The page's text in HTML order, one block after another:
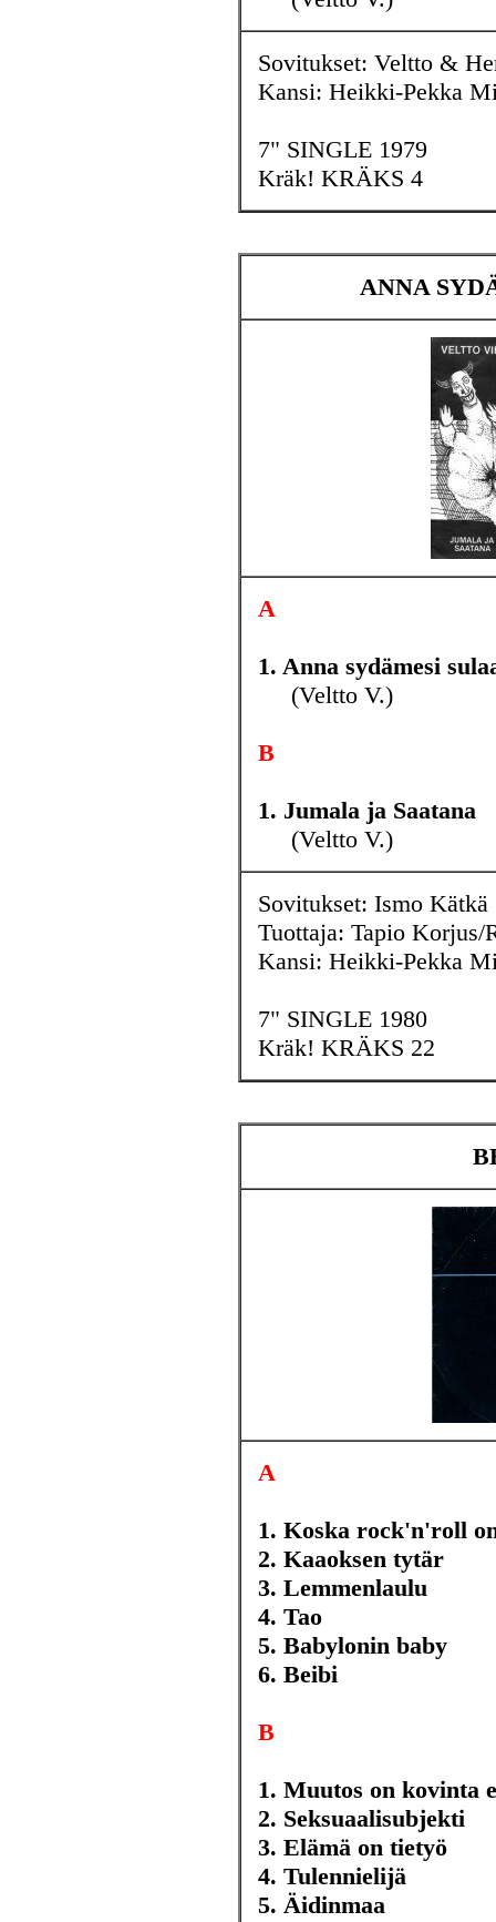
Sovitukset: Veltto &
Kansi: Heikki-Pekka
7" SINGLE 1979
Kräk! KRÄKS 4
ANNA
A
1. Anna sydämesi
(Veltto V.)
B
1. Jumala ja Saatana
(Veltto V.)
Sovitukset: Ismo Kätkä
Tuottaja: Tapio Korjus/
Kansi: Heikki-Pekka
7" SINGLE 1980
Kräk! KRÄKS 22
A
1. Koska rock'n'roll
2. Kaaoksen tytär
3. Lemmenlaulu
4. Tao
5. Babylonin baby
6. Beibi
B
1. Muutos on kovinta
2. Seksuaalisubjekti
3. Elämä on tietyö
4. Tulennielijä
5. Äidinmaa